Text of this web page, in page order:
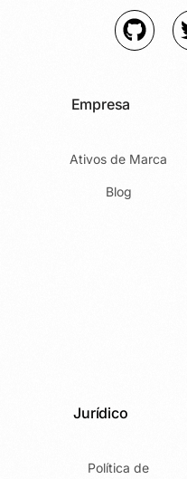
Empresa
Ativos de Marca
Blog
Jurídico
Política de